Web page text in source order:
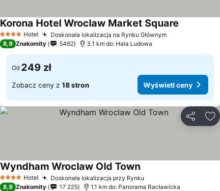
4 KategoriaHotel Doskonała lokalizacja na Rynku Głównym
Korona Hotel Wroclaw Market Square
8,9 Znakomity 5462 3.1 km do: Hala Ludowa
Od 249 zł
Zobacz ceny z 18 stron Wyświetl ceny
4 KategoriaHotel Doskonała lokalizacja przy Rynku
Wyndham Wroclaw Old Town
8,9 Znakomity 17 225 1.1 km do: Panorama Racławicka